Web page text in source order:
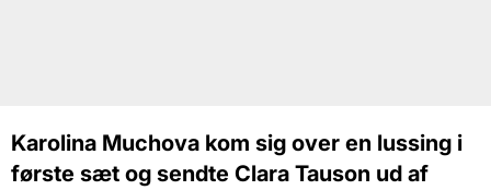
Karolina Muchova kom sig over en lussing i
første sæt og sendte Clara Tauson ud af